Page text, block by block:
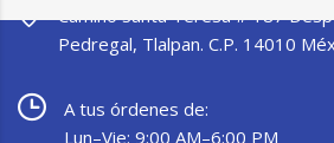
Camino Santa Teresa # 187
Pedregal, Tlalpan. C.P. 14010
A tus órdenes de:
Lun–Vie: 9:00 AM–6:00 PM